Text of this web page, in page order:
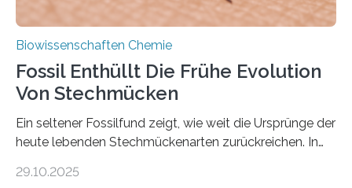
Biowissenschaften Chemie
Fossil Enthüllt Die Frühe Evolution
Von Stechmücken
Ein seltener Fossilfund zeigt, wie weit die Ursprünge der
heute lebenden Stechmückenarten zurückreichen. In
Forschende die bisher älteste bekannte Stechmücken-
29.10.2025